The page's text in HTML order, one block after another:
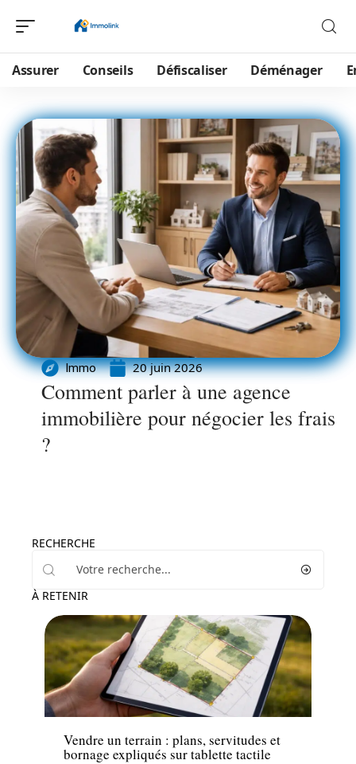
Assurer Conseils Défiscaliser Déménager
Immo 20 juin 2026
Comment parler à une agence
immobilière pour négocier les frais
?
RECHERCHE
À RETENIR
Immo
Vendre un terrain : plans, servitudes et
bornage expliqués sur tablette tactile